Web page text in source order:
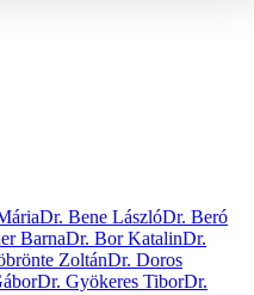
Dr. Bene LászlóDr. Beró
BarnaDr. Bor KatalinDr.
ZoltánDr. Doros
Dr. Gyökeres TiborDr.